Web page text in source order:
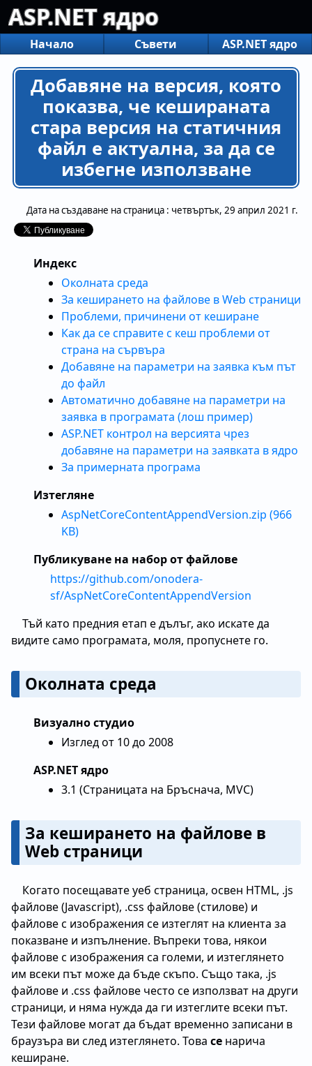
ASP.NET ядро
Начало Съвети ASP.NET ядро
Добавяне на версия, която
показва, че кешираната
стара версия на статичния
файл е актуална, за да се
избегне използване
Дата на създаване на страница : четвъртък, 29 април 2021 г.
Индекс
Околната среда
За кеширането на файлове в Web страници
Проблеми, причинени от кеширане
Как да се справите с кеш проблеми от
страна на сървъра
Добавяне на параметри на заявка към път
до файл
Автоматично добавяне на параметри на
заявка в програмата (лош пример)
ASP.NET контрол на версията чрез
добавяне на параметри на заявката в ядро
За примерната програма
Изтегляне
AspNetCoreContentAppendVersion.zip (966
KB)
Публикуване на набор от файлове
https://github.com/onodera-
sf/AspNetCoreContentAppendVersion
Тъй като предния етап е дълъг, ако искате да
видите само програмата, моля, пропуснете го.
Околната среда
Визуално студио
Изглед от 10 до 2008
ASP.NET ядро
3.1 (Страницата на Бръснача, MVC)
За кеширането на файлове в
Web страници
Когато посещавате уеб страница, освен HTML, .js
файлове (Javascript), .css файлове (стилове) и
файлове с изображения се изтеглят на клиента за
показване и изпълнение. Въпреки това, някои
файлове с изображения са големи, и изтеглянето
им всеки път може да бъде скъпо. Също така, .js
файлове и .css файлове често се използват на други
страници, и няма нужда да ги изтеглите всеки път.
Тези файлове могат да бъдат временно записани в
браузъра ви след изтеглянето. Това се нарича
кеширане.